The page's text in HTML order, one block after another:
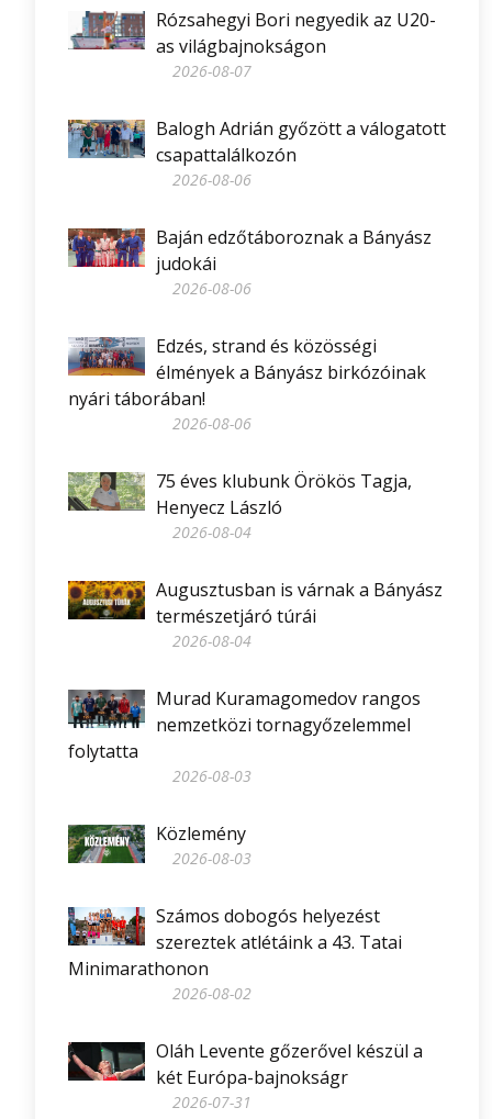
Rózsahegyi Bori negyedik az U20-
as világbajnokságon
2026-08-07
Balogh Adrián győzött a válogatott
csapattalálkozón
2026-08-06
Baján edzőtáboroznak a Bányász
judokái
2026-08-06
Edzés, strand és közösségi
élmények a Bányász birkózóinak
nyári táborában!
2026-08-06
75 éves klubunk Örökös Tagja,
Henyecz László
2026-08-04
Augusztusban is várnak a Bányász
természetjáró túrái
2026-08-04
Murad Kuramagomedov rangos
nemzetközi tornagyőzelemmel
folytatta
2026-08-03
Közlemény
2026-08-03
Számos dobogós helyezést
szereztek atlétáink a 43. Tatai
Minimarathonon
2026-08-02
Oláh Levente gőzerővel készül a
két Európa-bajnokságr
2026-07-31